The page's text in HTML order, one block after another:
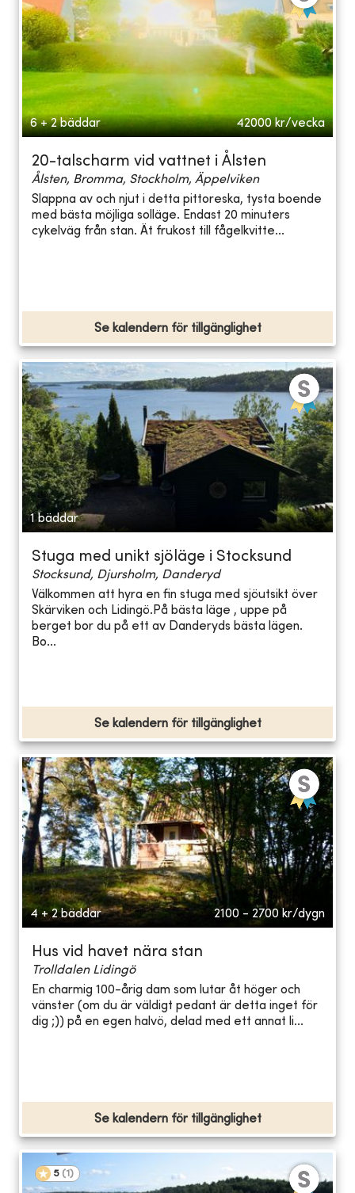
6 + 2 bäddar 42000 kr/vecka
20-talscharm vid vattnet i Ålsten
Ålsten, Bromma, Stockholm, Äppelviken
Slappna av och njut i detta pittoreska, tysta boende
med bästa möjliga solläge. Endast 20 minuters
cykelväg från stan. Ät frukost till fågelkvitte...
Se kalendern för tillgänglighet
1 bäddar
Stuga med unikt sjöläge i Stocksund
Stocksund, Djursholm, Danderyd
Välkommen att hyra en fin stuga med sjöutsikt över
Skärviken och Lidingö.På bästa läge , uppe på
berget bor du på ett av Danderyds bästa lägen.
Bo...
Se kalendern för tillgänglighet
4 + 2 bäddar 2100 - 2700 kr/dygn
Hus vid havet nära stan
Trolldalen Lidingö
En charmig 100-årig dam som lutar åt höger och
vänster (om du är väldigt pedant är detta inget för
dig ;)) på en egen halvö, delad med ett annat li...
Se kalendern för tillgänglighet
5 (1 )